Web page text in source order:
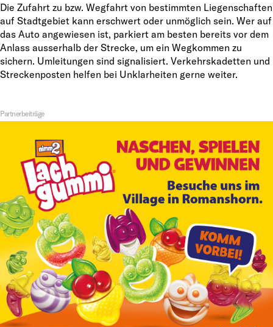
Die Zufahrt zu bzw. Wegfahrt von bestimmten Liegenschaften
auf Stadtgebiet kann erschwert oder unmöglich sein. Wer auf
das Auto angewiesen ist, parkiert am besten bereits vor dem
Anlass ausserhalb der Strecke, um ein Wegkommen zu
sichern. Umleitungen sind signalisiert. Verkehrskadetten und
Streckenposten helfen bei Unklarheiten gerne weiter.
Partnerbeiträge